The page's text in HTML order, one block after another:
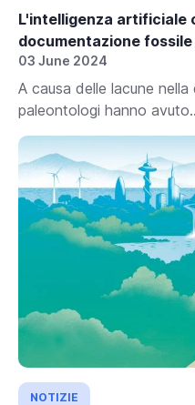
L'intelligenza artificiale
documentazione fossile
03 June 2024
A causa delle lacune
paleontologi hanno
NOTIZIE